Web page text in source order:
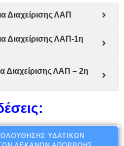
Διαχείρισης ΛΑΠ
Διαχείρισης ΛΑΠ-1η
Διαχείρισης ΛΑΠ – 2η
ΥΔΑΤΙΚΏΝ